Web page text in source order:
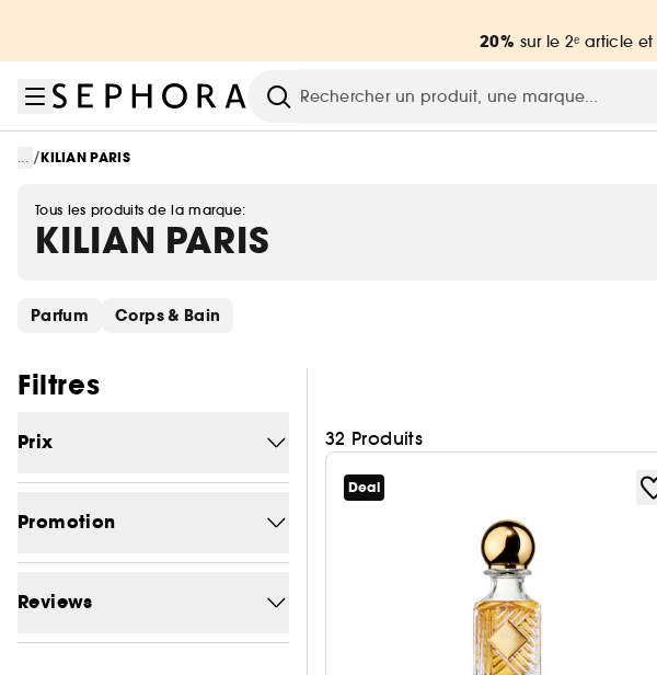
20% sur le 2ᵉ article et
Recherche
... /KILIAN PARIS
Tous les produits de la marque:
KILIAN PARIS
Ignorer les liens rapides
Parfum Corps & Bain
Filtres
Prix
(CHF)
Promotion
Reviews
32 Produits
Deal